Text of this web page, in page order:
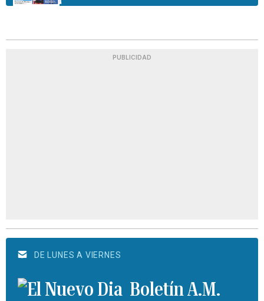
PUBLICIDAD
DE LUNES A VIERNES
Boletín A.M.